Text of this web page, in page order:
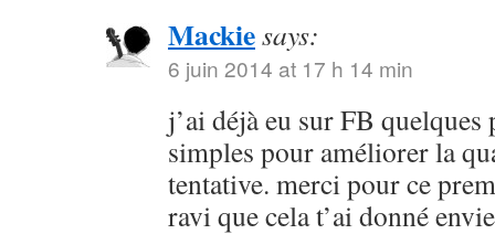
Mackiesays:
6 juin 2014 at 17 h 14 min
j’ai déjà eu sur FB quelques
simples pour améliorer la
tentative. merci pour ce
ravi que cela t’ai donné